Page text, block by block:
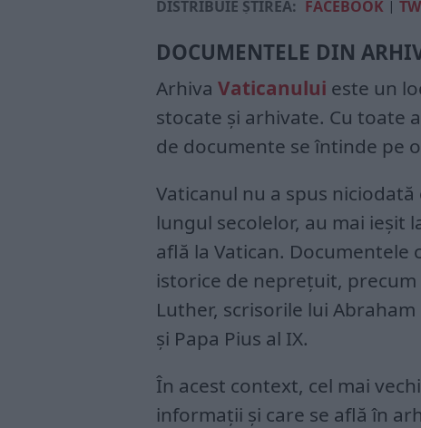
DISTRIBUIE ȘTIREA: FACEBOOK |
DOCUMENTELE DIN
Arhiva Vaticanului este un
stocate și arhivate. Cu toate
de documente se întinde pe
Vaticanul nu a spus
lungul secolelor, au mai ieșit
află la Vatican. Documentele
istorice de neprețuit,
Luther, scrisorile lui
și Papa Pius al IX.
În acest context, cel mai
informații și care se află în